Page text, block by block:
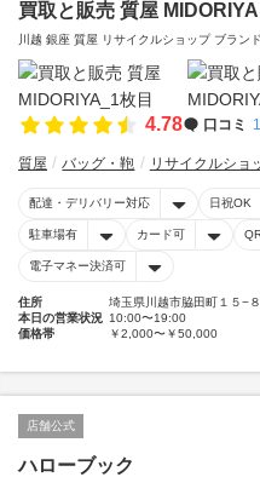
買取と販売 質屋 MIDORIYA
川越 銀座 質屋 リサイクルショップ ブラ
4.78 口コミ
質屋 バッグ・鞄 リサイクルショ
配達・デリバリー対応 日祝OK
駐車場有 カード可
電子マネー決済可
住所
埼玉県川越市脇田町１５−８
本日の営業状況 10:00〜19:00
価格帯
￥2,000〜￥50,000
店舗公式
ハローブック